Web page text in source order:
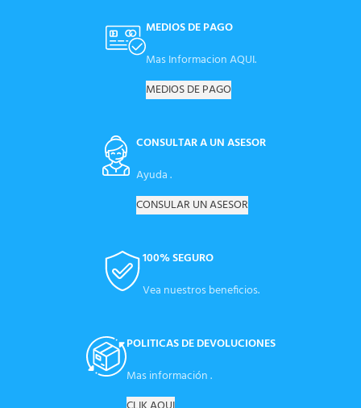
MEDIOS DE PAGO
Mas Informacion AQUI.
MEDIOS DE PAGO
CONSULTAR A UN ASESOR
Ayuda .
CONSULAR UN ASESOR
100% SEGURO
Vea nuestros beneficios.
POLITICAS DE DEVOLUCIONES
Mas información .